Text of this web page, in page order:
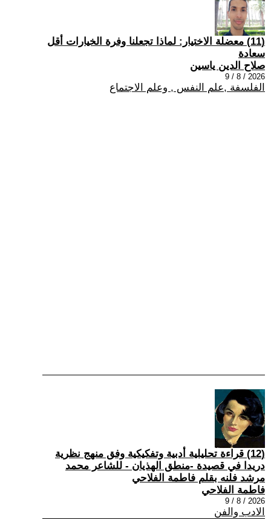
(11) معضلة الاختيار: لماذا تجعلنا وفرة الخيارات أقل
سعادة
صلاح الدين ياسين
2026 / 8 / 9
الفلسفة ,علم النفس , وعلم الاجتماع
(12) قراءة تحليلية أدبية وتفكيكية وفق منهج نظرية
دريدا في قصيدة -منطق الهذيان - للشاعر محمد
مرشد فلنه بقلم فاطمة الفلاحي
فاطمة الفلاحي
2026 / 8 / 9
الادب والفن